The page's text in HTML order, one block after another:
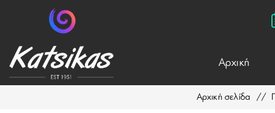
Aρχική
Αρχική σελίδα /